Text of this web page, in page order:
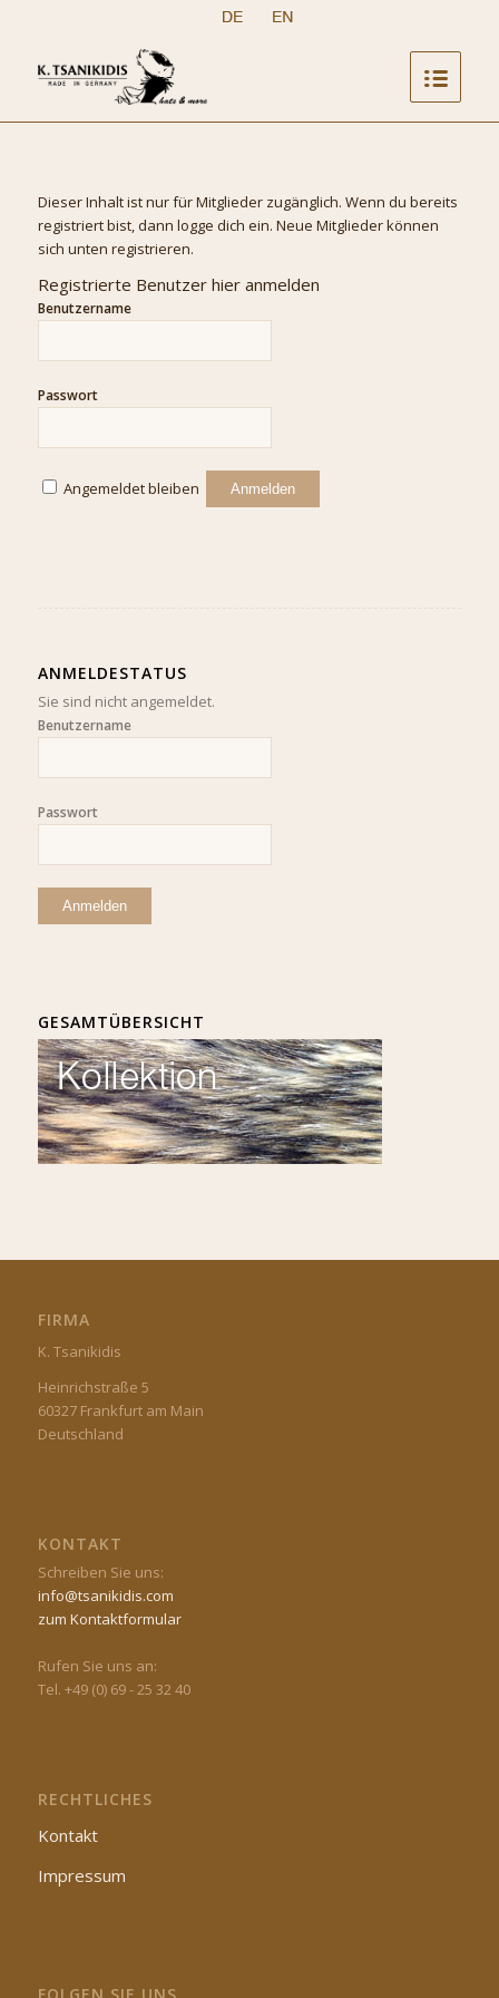
Dieser Inhalt ist nur für Mitglieder zugänglich. Wenn du bereits
registriert bist, dann logge dich ein. Neue Mitglieder können
sich unten registrieren.
Registrierte Benutzer hier anmelden
Benutzername
Passwort
Angemeldet bleiben
ANMELDESTATUS
Sie sind nicht angemeldet.
Benutzername
Passwort
GESAMTÜBERSICHT
FIRMA
K. Tsanikidis
Heinrichstraße 5
60327 Frankfurt am Main
Deutschland
KONTAKT
Schreiben Sie uns:
info@tsanikidis.com
zum Kontaktformular
Rufen Sie uns an:
Tel. +49 (0) 69 - 25 32 40
RECHTLICHES
Kontakt
Impressum